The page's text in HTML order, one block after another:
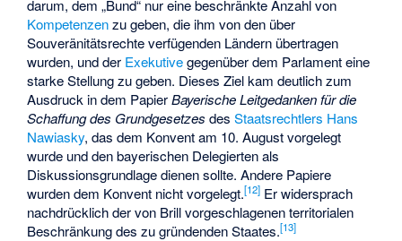
darum, dem „Bund“ nur eine beschränkte Anzahl von
Kompetenzenzu geben, die ihm von den über
Souveränitätsrechte verfügenden Ländern übertragen
wurden, und der Exekutivegegenüber dem Parlament eine
starke Stellung zu geben. Dieses Ziel kam deutlich zum
Ausdruck in dem PapierBayerische Leitgedanken für die
Schaffung des Grundgesetzes desStaatsrechtlers Hans
Nawiasky, das dem Konvent am 10. August vorgelegt
wurde und den bayerischen Delegierten als
Diskussionsgrundlage dienen sollte. Andere Papiere
wurden dem Konvent nicht vorgelegt.[12] Er widersprach
nachdrücklich der von Brill vorgeschlagenen territorialen
Beschränkung des zu gründenden Staates.[13]